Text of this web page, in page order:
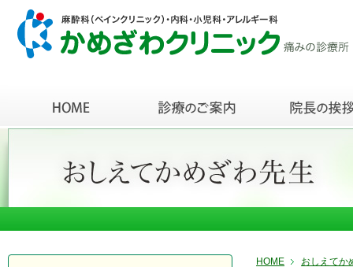
HOME おしえてか